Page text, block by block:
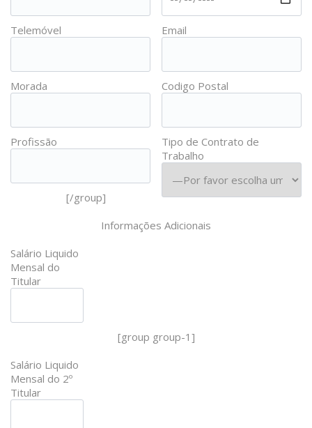
Telemóvel Email
Morada Codigo Postal
Profissão
Tipo de Contrato de
Trabalho
[/group]
Informações Adicionais
Salário Liquido
Mensal do
Titular
[group group-1]
Salário Liquido
Mensal do 2º
Titular